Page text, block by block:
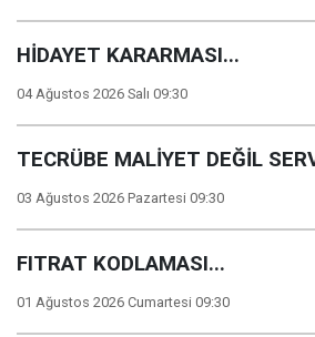
HİDAYET KARARMASI...
04 Ağustos 2026 Salı 09:30
TECRÜBE MALİYET DEĞİL
03 Ağustos 2026 Pazartesi 09:30
FITRAT KODLAMASI...
01 Ağustos 2026 Cumartesi 09:30